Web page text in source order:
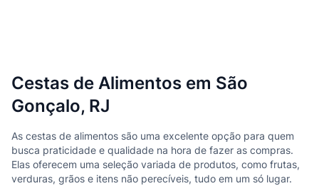
Cestas de Alimentos em São
Gonçalo, RJ
As cestas de alimentos são uma excelente opção para quem
busca praticidade e qualidade na hora de fazer as compras.
Elas oferecem uma seleção variada de produtos, como frutas,
verduras, grãos e itens não perecíveis, tudo em um só lugar.